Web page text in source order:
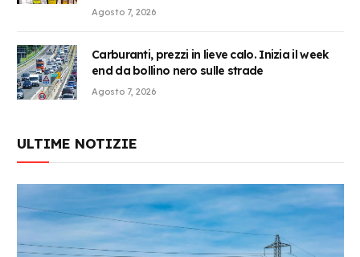
Agosto 7, 2026
Carburanti, prezzi in lieve calo. Inizia il week
end da bollino nero sulle strade
Agosto 7, 2026
ULTIME NOTIZIE